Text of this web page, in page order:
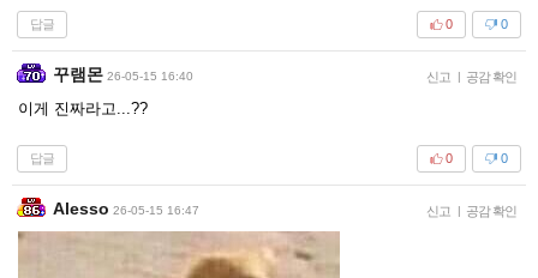
답글 0
0
꾸램몬 26-05-15 16:40 신고 | 공감 확인
이게 진짜라고...??
답글 0
0
Alesso 26-05-15 16:47 신고 | 공감 확인